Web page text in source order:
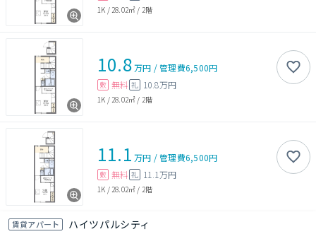
1K / 28.02㎡ / 2階
10.8万円 /管理費6,500円
敷 無料 礼 10.8万円
1K / 28.02㎡ / 2階
11.1 万円 /管理費6,500円
敷 無料 礼 11.1万円
1K / 28.02㎡ / 2階
賃貸アパート ハイツパルシティ